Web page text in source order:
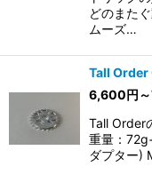
どのまた
ムーズ…
Tall
6,600円
Tall Order
重量：
ダプター)